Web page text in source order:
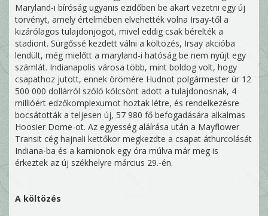
Maryland-i bíróság ugyanis ezidőben be akart vezetni egy új
törvényt, amely értelmében elvehették volna Irsay-től a
kizárólagos tulajdonjogot, mivel eddig csak bérelték a
stadiont. Sürgőssé kezdett válni a költözés, Irsay akcióba
lendült, még mielőtt a maryland-i hatóság be nem nyújt egy
számlát. Indianapolis városa több, mint boldog volt, hogy
csapathoz jutott, ennek örömére Hudnot polgármester úr 12
500 000 dollárról szóló kölcsönt adott a tulajdonosnak, 4
millióért edzőkomplexumot hoztak létre, és rendelkezésre
bocsátották a teljesen új, 57 980 fő befogadására alkalmas
Hoosier Dome-ot. Az egyesség aláírása után a Mayflower
Transit cég hajnali kettőkor megkezdte a csapat áthurcolását
Indiana-ba és a kamionok egy óra múlva már meg is
érkeztek az új székhelyre március 29.-én.
A költözés